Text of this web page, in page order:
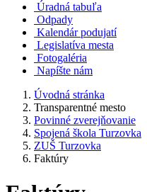
Úradná tabuľa
Odpady
Kalendár podujatí
Legislatíva mesta
Fotogaléria
Napíšte nám
Úvodná stránka
Transparentné mesto
Povinné zverejňovanie
Spojená škola Turzovka
ZUŠ Turzovka
Faktúry